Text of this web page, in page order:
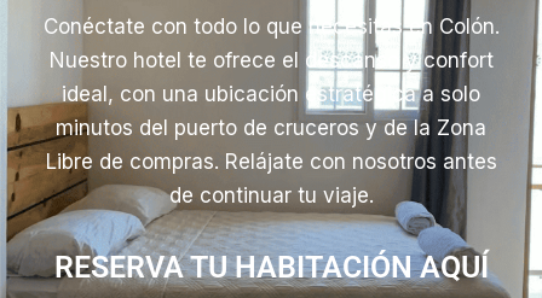
Conéctate con todo lo que necesitas en Colón.
Nuestro hotel te ofrece el descanso y confort
ideal, con una ubicación estratégica a solo
minutos del puerto de cruceros y de la Zona
Libre de compras. Relájate con nosotros antes
de continuar tu viaje.
RESERVA TU HABITACIÓN AQUÍ